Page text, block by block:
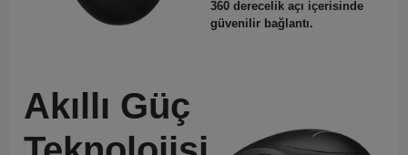
360 derecelik açı içerisinde
güvenilir bağlantı.
Akıllı Güç